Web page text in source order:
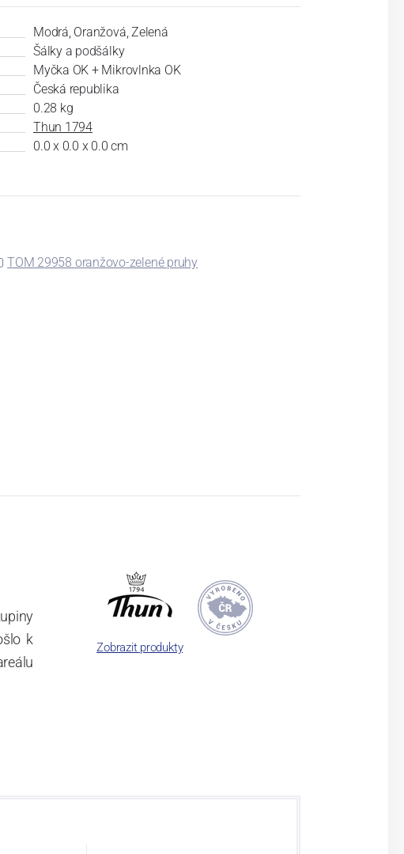
Modrá, Oranžová, Zelená
Šálky a podšálky
Myčka OK + Mikrovlnka OK
Česká republika
0.28 kg
Thun 1794
0.0 x 0.0 x 0.0 cm
TOM 29958 oranžovo-zelené pruhy
k
Zobrazit produkty